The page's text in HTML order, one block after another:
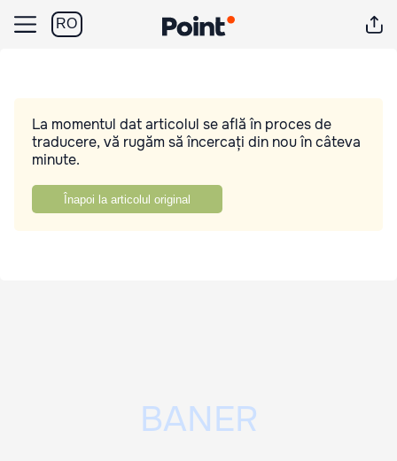
RO
La momentul dat articolul se află în proces de
traducere, vă rugăm să încercați din nou în câteva
minute.
Înapoi la articolul original